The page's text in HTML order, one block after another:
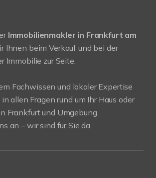
Immobilienmakler in Frankfurt am
Ihnen beim Verkauf und bei der
Immobilie zur Seite.
Fachwissen und lokaler Expertise
allen Fragen rund um Ihr Haus oder
Frankfurt und Umgebung.
an – wir sind für Sie da.